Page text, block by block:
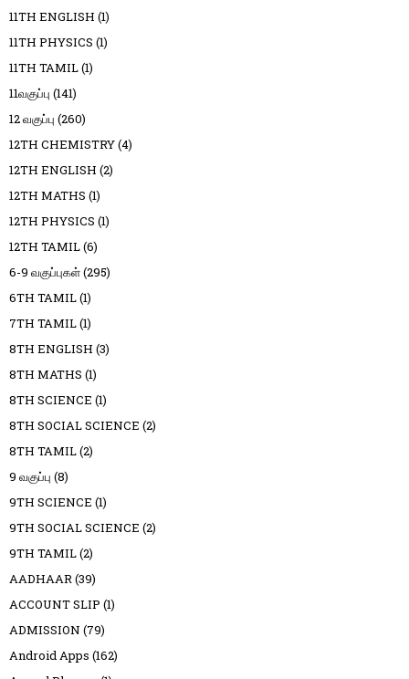
11TH ENGLISH (1)
11TH PHYSICS (1)
11TH TAMIL(1)
11வகுப்பு (141)
12 வகுப்பு (260)
12TH CHEMISTRY(4)
12TH ENGLISH (2)
12TH MATHS (1)
12TH PHYSICS (1)
12TH TAMIL(6)
6-9 வகுப்புகள்(295)
6TH TAMIL(1)
7TH TAMIL(1)
8TH ENGLISH (3)
8TH MATHS (1)
8TH SCIENCE (1)
8TH SOCIAL SCIENCE (2)
8TH TAMIL(2)
9 வகுப்பு (8)
9TH SCIENCE (1)
9TH SOCIAL SCIENCE (2)
9TH TAMIL(2)
AADHAAR(39)
ACCOUNT SLIP (1)
ADMISSION (79)
Android Apps (162)